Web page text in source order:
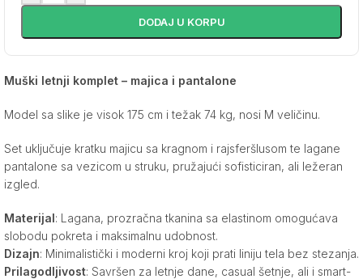
DODAJ U KORPU
Muški letnji komplet – majica i pantalone
Model sa slike je visok 175 cm i težak 74 kg, nosi M veličinu.
Set uključuje kratku majicu sa kragnom i rajsferšlusom te lagane
pantalone sa vezicom u struku, pružajući sofisticiran, ali ležeran
izgled.
Materijal: Lagana, prozračna tkanina sa elastinom omogućava
slobodu pokreta i maksimalnu udobnost.
Dizajn: Minimalistički i moderni kroj koji prati liniju tela bez stezanja.
Prilagodljivost: Savršen za letnje dane, casual šetnje, ali i smart-